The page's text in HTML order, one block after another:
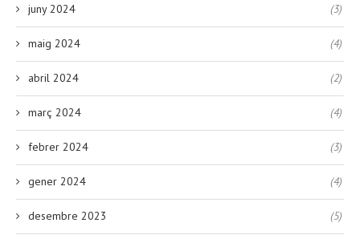
juny 2024 (3)
maig 2024 (4)
abril 2024 (2)
març 2024 (4)
febrer 2024 (3)
gener 2024 (4)
desembre 2023 (5)